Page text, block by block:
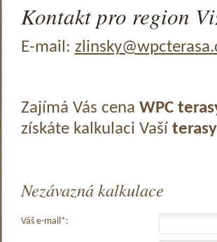
Kontakt pro region
E-mail:
Zajímá Vás cena WPC
získáte kalkulaci Vaší terasy
Nezávazná kalkulace
Váš e-mail*: